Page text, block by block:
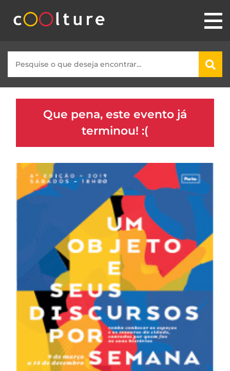
Que pena, este evento já
terminou! :(